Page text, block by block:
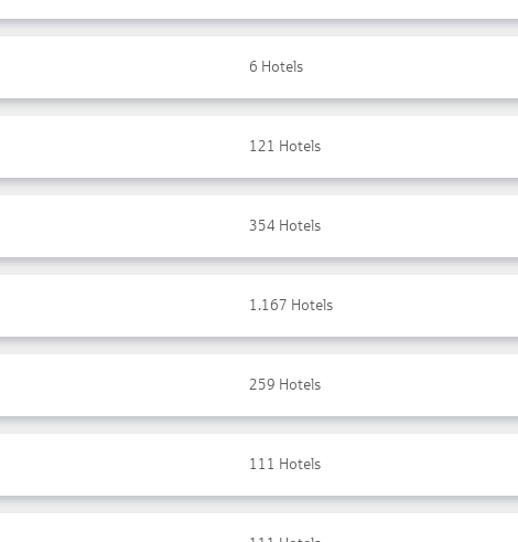
6 Hotels
121 Hotels
354 Hotels
1.167 Hotels
259 Hotels
111 Hotels